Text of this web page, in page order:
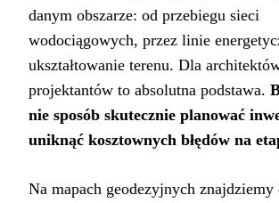
danym obszarze: od przebiegu sieci
wodociągowych, przez linie
ukształtowanie terenu. Dla
projektantów to absolutna podstawa.
nie sposób skutecznie planować
uniknąć kosztownych błędów na
Na mapach geodezyjnych znajdziemy